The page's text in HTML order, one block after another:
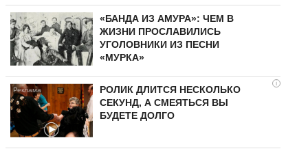
«БАНДА ИЗ АМУРА»: ЧЕМ В
ЖИЗНИ ПРОСЛАВИЛИСЬ
УГОЛОВНИКИ ИЗ ПЕСНИ
«МУРКА»
i
РОЛИК ДЛИТСЯ НЕСКОЛЬКО
СЕКУНД, А СМЕЯТЬСЯ ВЫ
БУДЕТЕ ДОЛГО